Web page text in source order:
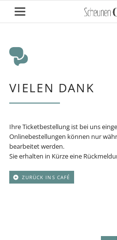
VIELEN DANK
Ihre Ticketbestellung ist bei uns
Onlinebestellungen können nur
bearbeitet werden.
Sie erhalten in Kürze eine
ZURÜCK INS CAFÉ